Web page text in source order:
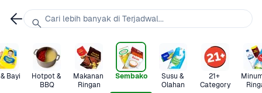
Bayi
Hotpot &
BBQ
Makanan
Ringan
Sembako
Susu &
Olahan
21+
Category
Cari lebih banyak di Terjadwal...